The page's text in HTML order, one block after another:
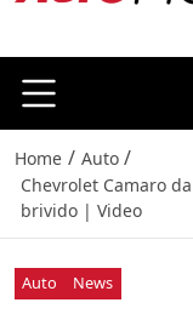
Home / Auto /
Chevrolet Camaro
brivido | Video
Auto News